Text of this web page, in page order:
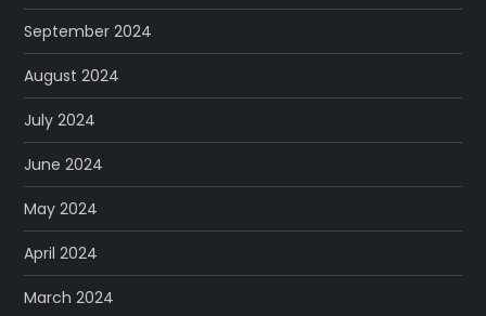
September 2024
August 2024
July 2024
June 2024
May 2024
April 2024
March 2024